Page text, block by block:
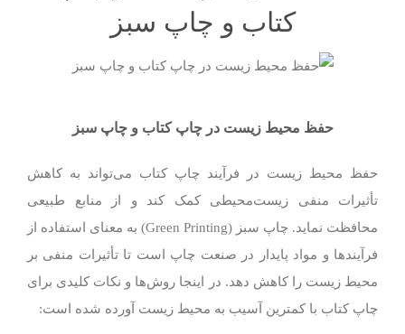
کتاب و چاپ سبز
حفظ محیط زیست در چاپ کتاب و چاپ سبز
حفظ محیط زیست در فرآیند چاپ کتاب می‌تواند به کاهش
تأثیرات منفی زیست‌محیطی کمک کند و از منابع طبیعی
محافظت نماید. چاپ سبز (Green Printing) به معنای استفاده از
فرآیندها و مواد پایدار در صنعت چاپ است تا تأثیرات منفی بر
محیط زیست را کاهش دهد. در اینجا روش‌ها و نکات کلیدی برای
چاپ کتاب با کمترین آسیب به محیط زیست آورده شده است: